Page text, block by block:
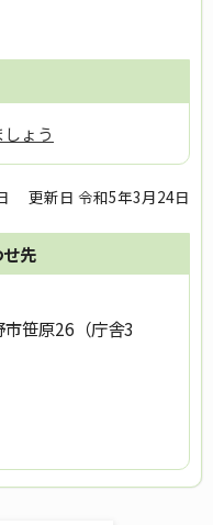
ょう
更新日 令和5年3月24日
先
笹原26（庁舎3